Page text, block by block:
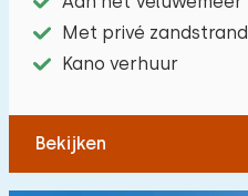
Met privé zandstrand
Kano verhuur
Bekijken